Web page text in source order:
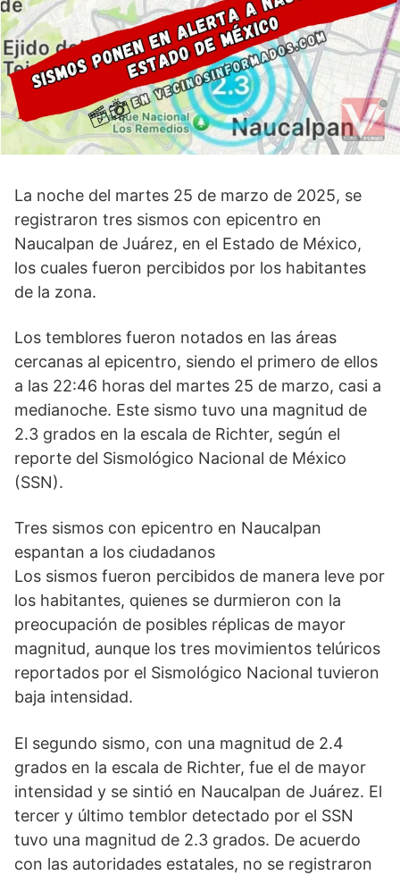
La noche del martes 25 de marzo de 2025, se
registraron tres sismos con epicentro en
Naucalpan de Juárez, en el Estado de México,
los cuales fueron percibidos por los habitantes
de la zona.
Los temblores fueron notados en las áreas
cercanas al epicentro, siendo el primero de ellos
a las 22:46 horas del martes 25 de marzo, casi a
medianoche. Este sismo tuvo una magnitud de
2.3 grados en la escala de Richter, según el
reporte del Sismológico Nacional de México
(SSN).
Tres sismos con epicentro en Naucalpan
espantan a los ciudadanos
Los sismos fueron percibidos de manera leve por
los habitantes, quienes se durmieron con la
preocupación de posibles réplicas de mayor
magnitud, aunque los tres movimientos telúricos
reportados por el Sismológico Nacional tuvieron
baja intensidad.
El segundo sismo, con una magnitud de 2.4
grados en la escala de Richter, fue el de mayor
intensidad y se sintió en Naucalpan de Juárez. El
tercer y último temblor detectado por el SSN
tuvo una magnitud de 2.3 grados. De acuerdo
con las autoridades estatales, no se registraron